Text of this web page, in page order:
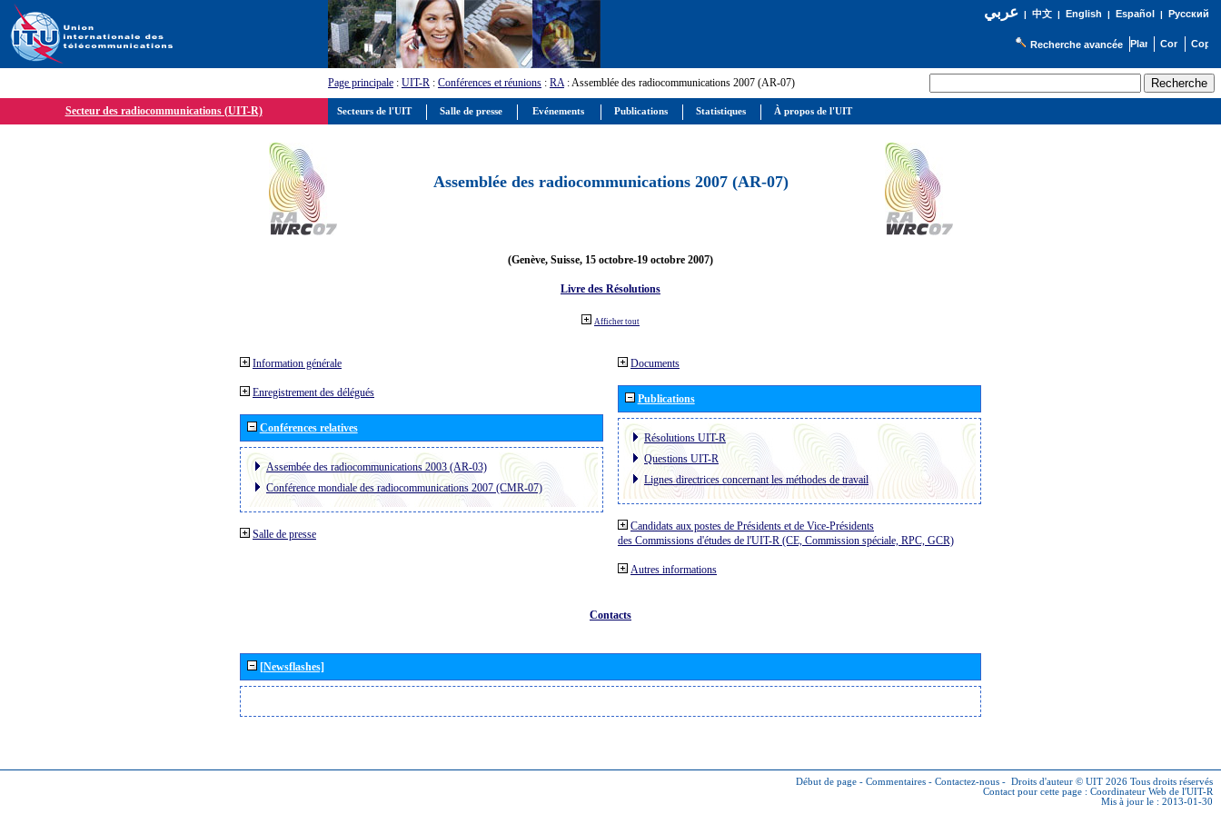
عربي| 中文| English | Español | Русский
Recherche avancée
Page principale : UIT-R : Conférences et réunions : RA: Assemblée des radiocommunications 2007 (AR-07)
Secteur des radiocommunications (UIT-R)
Assemblée des radiocommunications 2007 (AR-07)
(Genève, Suisse, 15 octobre-19 octobre 2007)
Livre des Résolutions
Afficher tout
Information générale
Enregistrement des délégués
Conférences relatives
Assembée des radiocommunications 2003 (AR-03)
Conférence mondiale des radiocommunications 2007 (CMR-07)
Salle de presse
Documents
Publications
Résolutions UIT-R
Questions UIT-R
Lignes directrices concernant les méthodes de travail
Candidats aux postes de Présidents et de Vice-Présidents
des Commissions d'études de l'UIT-R (CE, Commission spéciale, RPC, GCR)
Autres informations
Contacts
[Newsflashes]
Début de page - Commentaires - Contactez-nous - Droits d'auteur © UIT 2026 Tous droits réservés
Contact pour cette page : Coordinateur Web de l'UIT-R
Mis à jour le : 2013-01-30
Secteurs de l'UIT Salle de presse Evénements Publications Statistiques À propos de l'UIT